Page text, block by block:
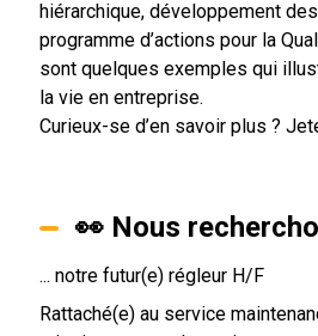
hiérarchique, développement
programme d’actions pour la
sont quelques exemples qui
la vie en entreprise.
Curieux-se d’en savoir plus ?
👀 Nous
... notre futur(e) régleur H/F
Rattaché(e) au service